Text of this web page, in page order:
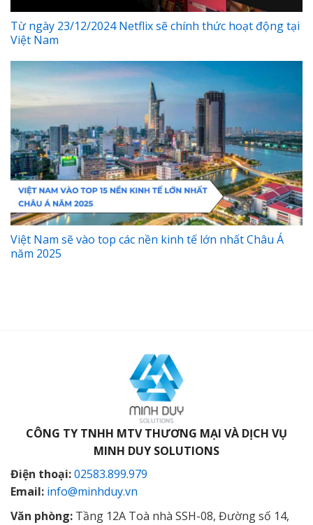
Từ ngày 23/12/2024 Netflix sẽ chính thức hoạt động tại
Việt Nam
Việt Nam sẽ vào top các nền kinh tế lớn nhất Châu Á
năm 2025
CÔNG TY TNHH MTV THƯƠNG MẠI VÀ DỊCH VỤ
MINH DUY SOLUTIONS
Điện thoại:02583.899.979
Email: info@minhduy.vn
Văn phòng: Tầng 12A Toà nhà SSH-08, Đường số 14,